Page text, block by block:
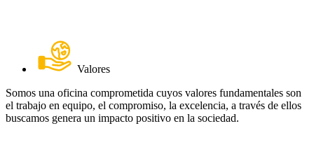
Valores
Somos una oficina comprometida cuyos valores fundamentales son
el trabajo en equipo, el compromiso, la excelencia, a través de ellos
buscamos genera un impacto positivo en la sociedad.